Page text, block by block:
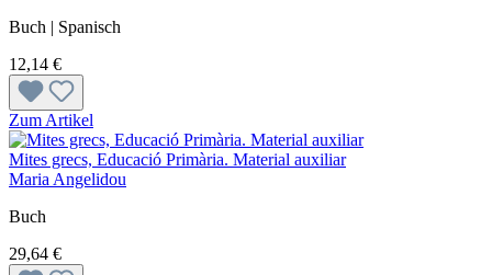
Buch | Spanisch
12,14 €
Zum Artikel
Mites grecs, Educació Primària. Material auxiliar
Maria Angelidou
Buch
29,64 €